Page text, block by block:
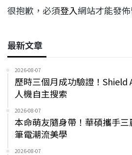
很抱歉，必須登入網站才能發佈
最新文章
2026-08-07
歷時三個月成功驗證！Shield
人機自主搜索
2026-08-07
本命萌友隨身帶！華碩攜手
筆電潮流美學
2026-08-07